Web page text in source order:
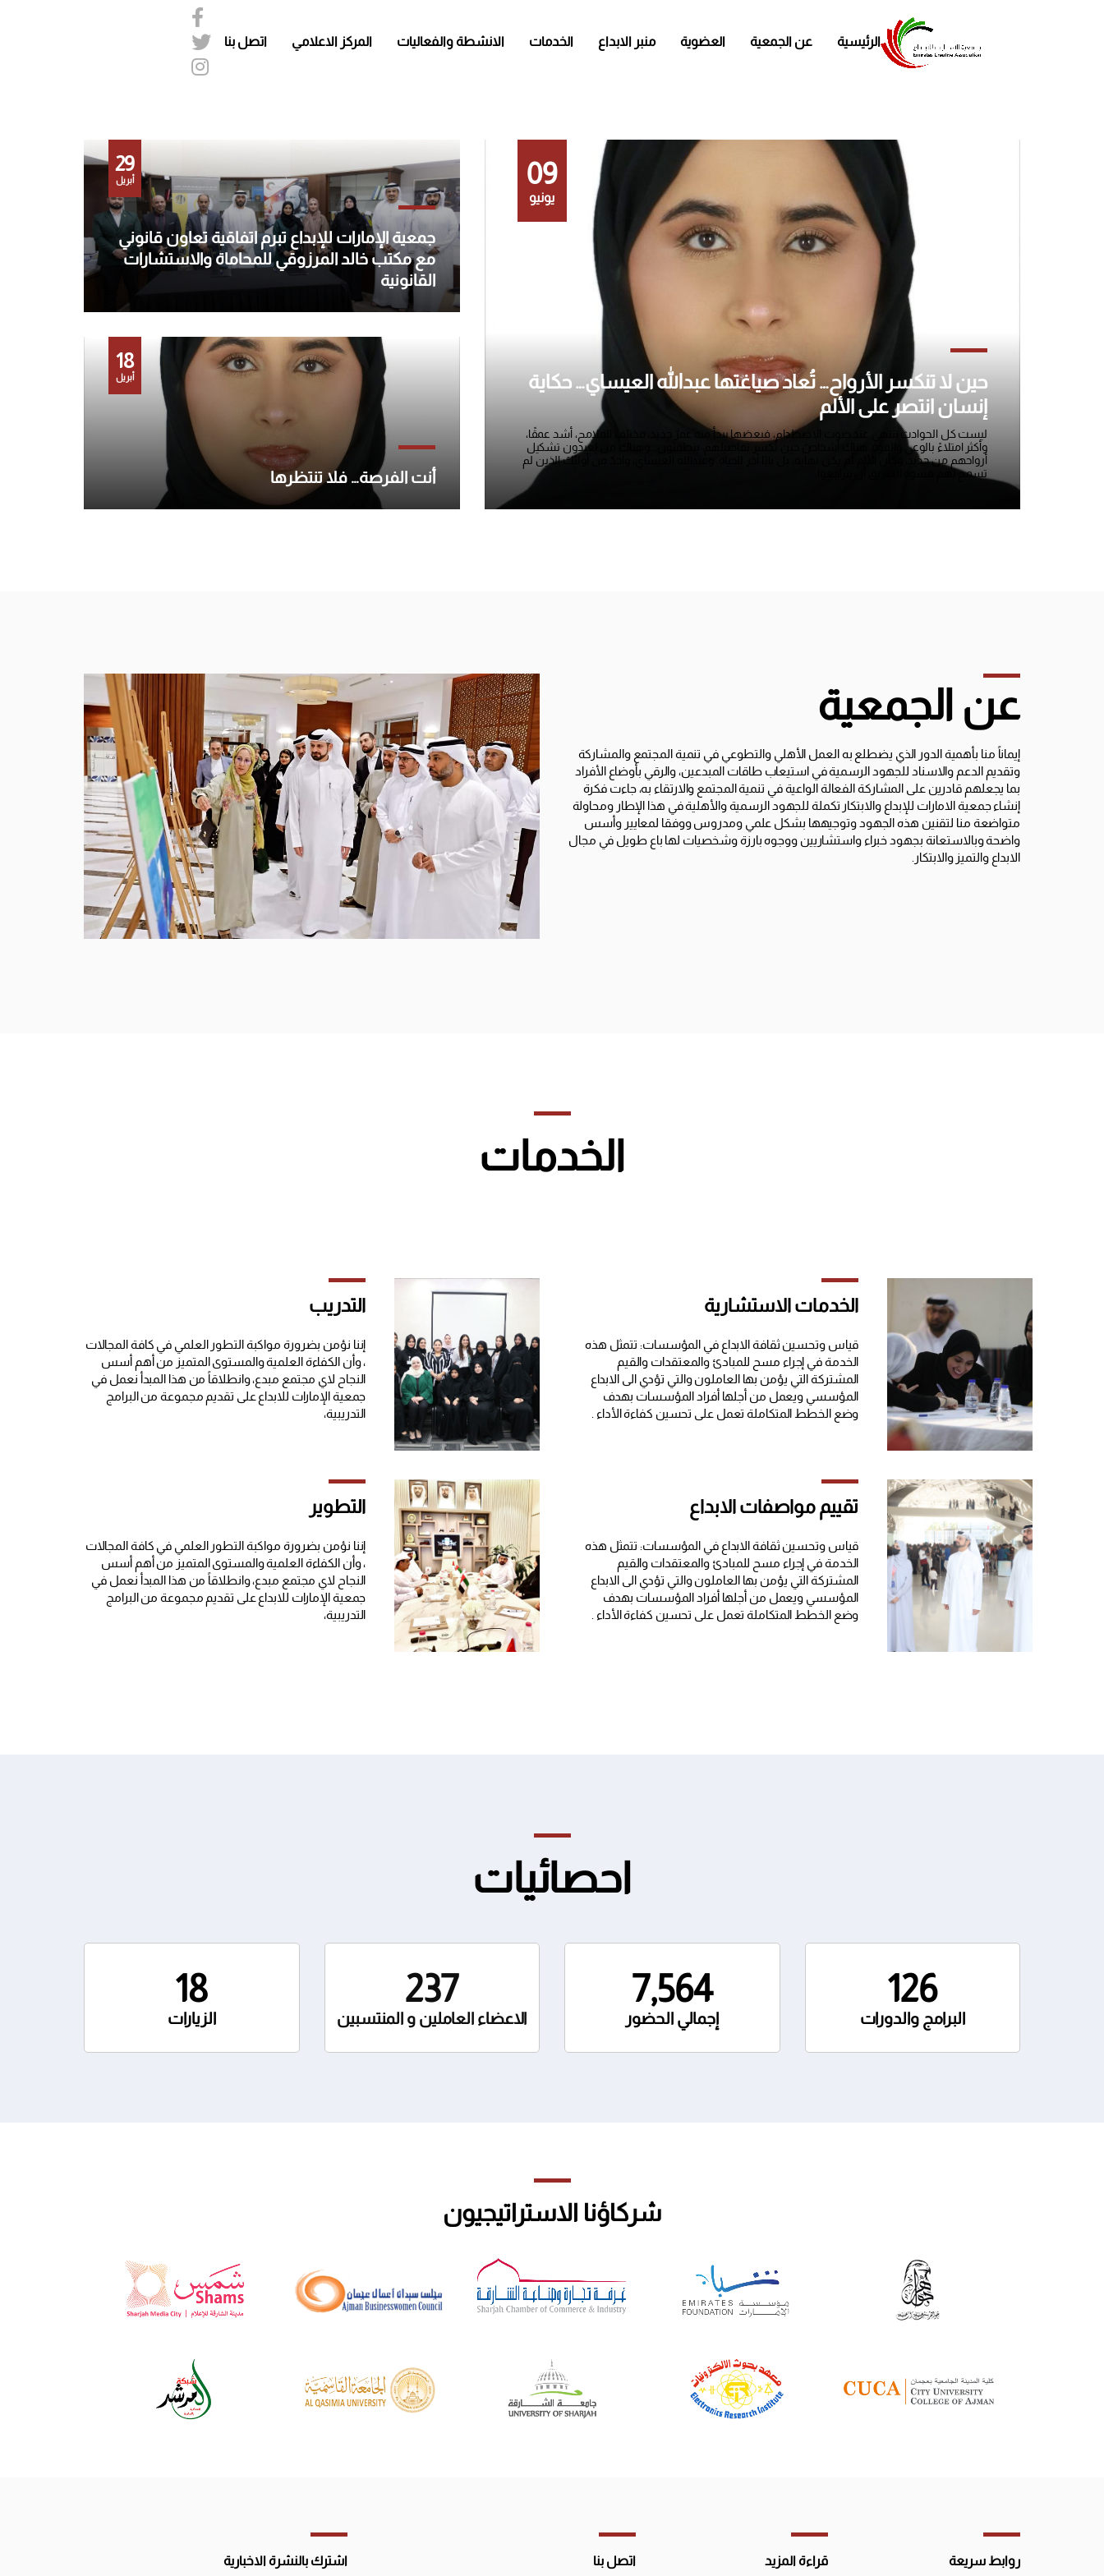
الرئيسية عن الجمعية العضوية منبر الابداع الخدمات الانشطة والفعاليات المركز الاعلامي اتصل بنا
09
يونيو
حين لا تنكسر الأرواح… تُعاد صياغتها عبدالله العيساي… حكاية
إنسان انتصر على الألم
ليست كل الحوادث تنتهي عند صوت الاصطدام، فبعضها يبدأ منه عمرٌ جديد، مختلف الملامح، أشد عمقًا،
وأكثر امتلاءً بالوعي والقوة. هناك أشخاصٌ حين تُكسر تفاصيلهم، ينطفئون… وهناك من يُعيدون تشكيل
أرواحهم من جديد، وكأن الألم لم يكن نهاية، بل بابًا آخر للحياة. وعبدالله العيساي، واحدٌ من أولئك الذين لم
تسمح لهم قسوة الطريق أن يتراجعوا...
29
أبريل
جمعية الإمارات للإبداع تبرم اتفاقية تعاون قانوني
مع مكتب خالد المرزوقي للمحاماة والاستشارات
القانونية
18
أبريل
أنت الفرصة… فلا تنتظرها
عن الجمعية
إيماناً منا بأهمية الدور الذي يضطلع به العمل الأهلي والتطوعي في تنمية المجتمع والمشاركة
وتقديم الدعم والاسناد للجهود الرسمية في استيعاب طاقات المبدعين، والرقي بأوضاع الأفراد
بما يجعلهم قادرين على المشاركة الفعالة الواعية في تنمية المجتمع والارتقاء به، جاءت فكرة
إنشاء جمعية الامارات للإبداع والابتكار تكملة للجهود الرسمية والأهلية في هذا الإطار ومحاولة
متواضعة منا لتقنين هذه الجهود وتوجيهها بشكل علمي ومدروس ووفقا لمعايير وأسس
واضحة وبالاستعانة بجهود خبراء واستشاريين ووجوه بارزة وشخصيات لها باع طويل في مجال
الابداع والتميز والابتكار.
الخدمات
الخدمات الاستشارية
قياس وتحسين ثقافة الابداع في المؤسسات: تتمثل هذه
الخدمة في إجراء مسح للمبادئ والمعتقدات والقيم
المشتركة التي يؤمن بها العاملون والتي تؤدي الى الابداع
المؤسسي ويعمل من أجلها أفراد المؤسسات بهدف
وضع الخطط المتكاملة تعمل على تحسين كفاءة الأداء .
تقييم مواصفات الابداع
قياس وتحسين ثقافة الابداع في المؤسسات: تتمثل هذه
الخدمة في إجراء مسح للمبادئ والمعتقدات والقيم
المشتركة التي يؤمن بها العاملون والتي تؤدي الى الابداع
المؤسسي ويعمل من أجلها أفراد المؤسسات بهدف
وضع الخطط المتكاملة تعمل على تحسين كفاءة الأداء .
التدريب
إننا نؤمن بضرورة مواكبة التطور العلمي في كافة المجالات
، وأن الكفاءة العلمية والمستوى المتميز من أهم أسس
النجاح لاي مجتمع مبدع، وانطلاقاً من هذا المبدأ نعمل في
جمعية الإمارات للابداع على تقديم مجموعة من البرامج
التدريبية،
التطوير
إننا نؤمن بضرورة مواكبة التطور العلمي في كافة المجالات
، وأن الكفاءة العلمية والمستوى المتميز من أهم أسس
النجاح لاي مجتمع مبدع، وانطلاقاً من هذا المبدأ نعمل في
جمعية الإمارات للابداع على تقديم مجموعة من البرامج
التدريبية،
احصائيات
18
الزيارات
237
الاعضاء العاملين و المنتسبين
7,564
إجمالي الحضور
126
البرامج والدورات
شركاؤنا الاستراتيجيون
روابط سريعة قراءة المزيد اتصل بنا اشترك بالنشرة الاخبارية